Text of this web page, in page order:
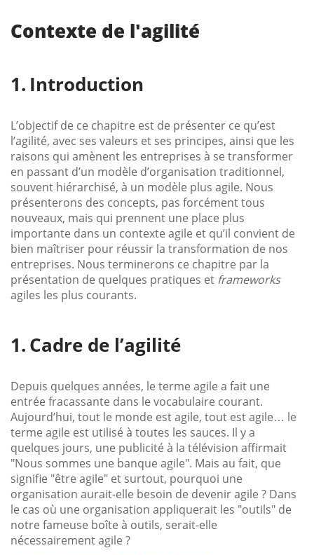
Contexte de l'agilité
Introduction
L’objectif de ce chapitre est de présenter ce qu’est
l’agilité, avec ses valeurs et ses principes, ainsi que les
raisons qui amènent les entreprises à se transformer
en passant d’un modèle d’organisation traditionnel,
souvent hiérarchisé, à un modèle plus agile. Nous
présenterons des concepts, pas forcément tous
nouveaux, mais qui prennent une place plus
importante dans un contexte agile et qu’il convient de
bien maîtriser pour réussir la transformation de nos
entreprises. Nous terminerons ce chapitre par la
présentation de quelques pratiques et frameworks
agiles les plus courants.
Cadre de l’agilité
Depuis quelques années, le terme agile a fait une
entrée fracassante dans le vocabulaire courant.
Aujourd’hui, tout le monde est agile, tout est agile… le
terme agile est utilisé à toutes les sauces. Il y a
quelques jours, une publicité à la télévision affirmait
"Nous sommes une banque agile". Mais au fait, que
signifie "être agile" et surtout, pourquoi une
organisation aurait-elle besoin de devenir agile ? Dans
le cas où une organisation appliquerait les "outils" de
notre fameuse boîte à outils, serait-elle
nécessairement agile ?